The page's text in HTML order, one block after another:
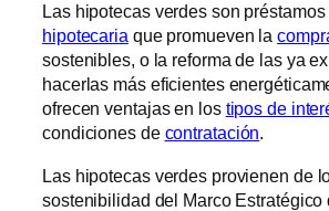
Las hipotecas verdes son
hipotecaria que promueven la
sostenibles, o la reforma de las ya
hacerlas más eficientes
ofrecen ventajas en los tipos de
condiciones de contratación.
Las hipotecas verdes provienen de
sostenibilidad del Marco Estratégico